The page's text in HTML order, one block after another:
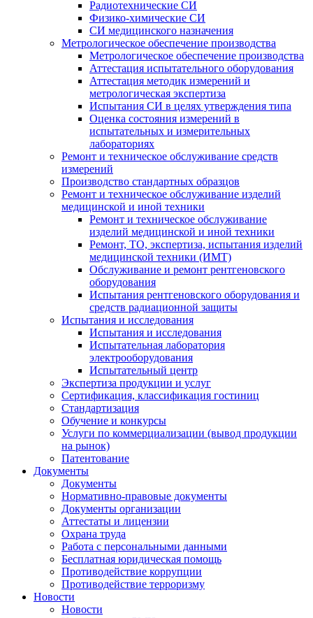
Радиотехнические СИ
Физико-химические СИ
СИ медицинского назначения
Метрологическое обеспечение производства
Метрологическое обеспечение производства
Аттестация испытательного оборудования
Аттестация методик измерений и
метрологическая экспертиза
Испытания СИ в целях утверждения типа
Оценка состояния измерений в
испытательных и измерительных
лабораториях
Ремонт и техническое обслуживание средств
измерений
Производство стандартных образцов
Ремонт и техническое обслуживание изделий
медицинской и иной техники
Ремонт и техническое обслуживание
изделий медицинской и иной техники
Ремонт, ТО, экспертиза, испытания изделий
медицинской техники (ИМТ)
Обслуживание и ремонт рентгеновского
оборудования
Испытания рентгеновского оборудования и
средств радиационной защиты
Испытания и исследования
Испытания и исследования
Испытательная лаборатория
электрооборудования
Испытательный центр
Экспертиза продукции и услуг
Сертификация, классификация гостиниц
Стандартизация
Обучение и конкурсы
Услуги по коммерциализации (вывод продукции
на рынок)
Патентование
Документы
Документы
Нормативно-правовые документы
Документы организации
Аттестаты и лицензии
Охрана труда
Работа с персональными данными
Бесплатная юридическая помощь
Противодействие коррупции
Противодействие терроризму
Новости
Новости